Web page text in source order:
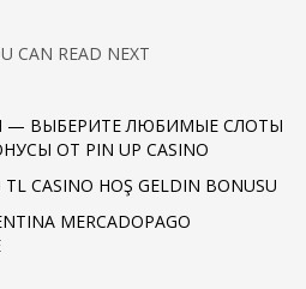
CAN READ NEXT
— ВЫБЕРИТЕ ЛЮБИМЫЕ СЛОТЫ
ОТ PIN UP CASINO
TL CASINO HOŞ GELDIN BONUSU
MERCADOPAGO